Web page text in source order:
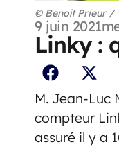
© Benoît Prieur /
9 juin 2021
Linky :
M. Jean-Luc
compteur
assuré il y a